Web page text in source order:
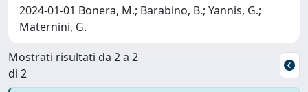
2024-01-01 Bonera, M.; Barabino, B.; Yannis, G.;
Maternini, G.
Mostrati risultati da 2 a 2
di 2